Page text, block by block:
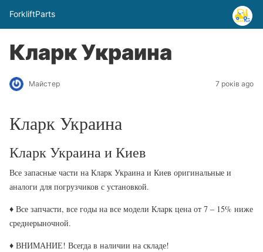
ForkliftParts
Кларк Украина
Майстер 7 років ago
Кларк Украина
Кларк Украина и Киев
Все запасные части на Кларк Украина и Киев оригинальные и
аналоги для погрузчиков с установкой.
♦ Все запчасти, все годы на все модели Кларк цена от 7 – 15% ниже
среднерыночной.
♦ ВНИМАНИЕ! Всегда в наличии на складе!